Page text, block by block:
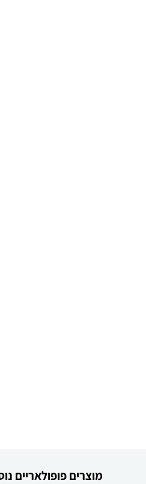
מוצרים פופולאריים